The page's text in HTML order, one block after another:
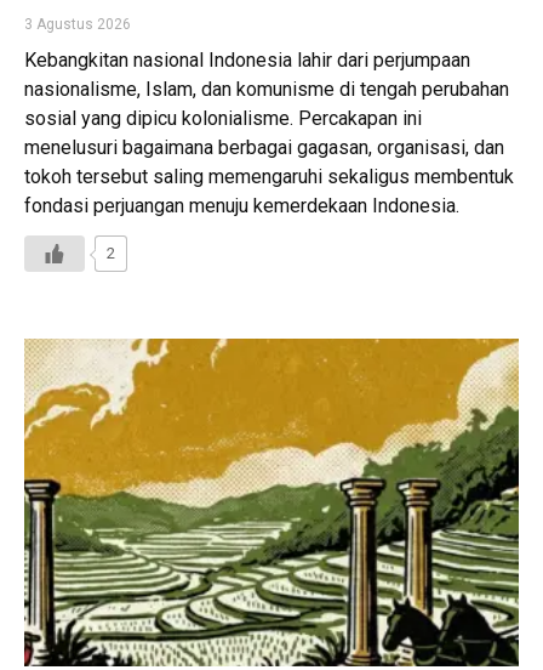
3 Agustus 2026
Kebangkitan nasional Indonesia lahir dari perjumpaan
nasionalisme, Islam, dan komunisme di tengah perubahan
sosial yang dipicu kolonialisme. Percakapan ini
menelusuri bagaimana berbagai gagasan, organisasi, dan
tokoh tersebut saling memengaruhi sekaligus membentuk
fondasi perjuangan menuju kemerdekaan Indonesia.
2